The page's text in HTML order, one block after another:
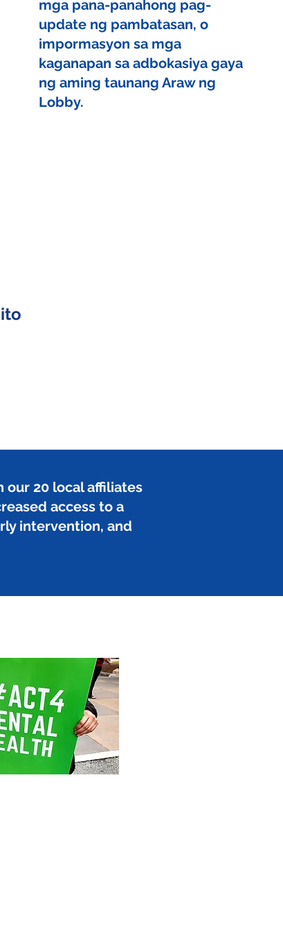
mga pana-panahong pag-
update ng pambatasan, o
impormasyon sa mga
kaganapan sa adbokasiya gaya
ng aming taunang Araw ng
Lobby.
our 20 local affiliates
access to a
intervention, and